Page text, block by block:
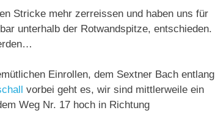
Stricke mehr zerreissen und haben uns für
unterhalb der Rotwandspitze, entschieden.
Einrollen, dem Sextner Bach entlang
vorbei geht es, wir sind mittlerweile ein
Weg Nr. 17 hoch in Richtung